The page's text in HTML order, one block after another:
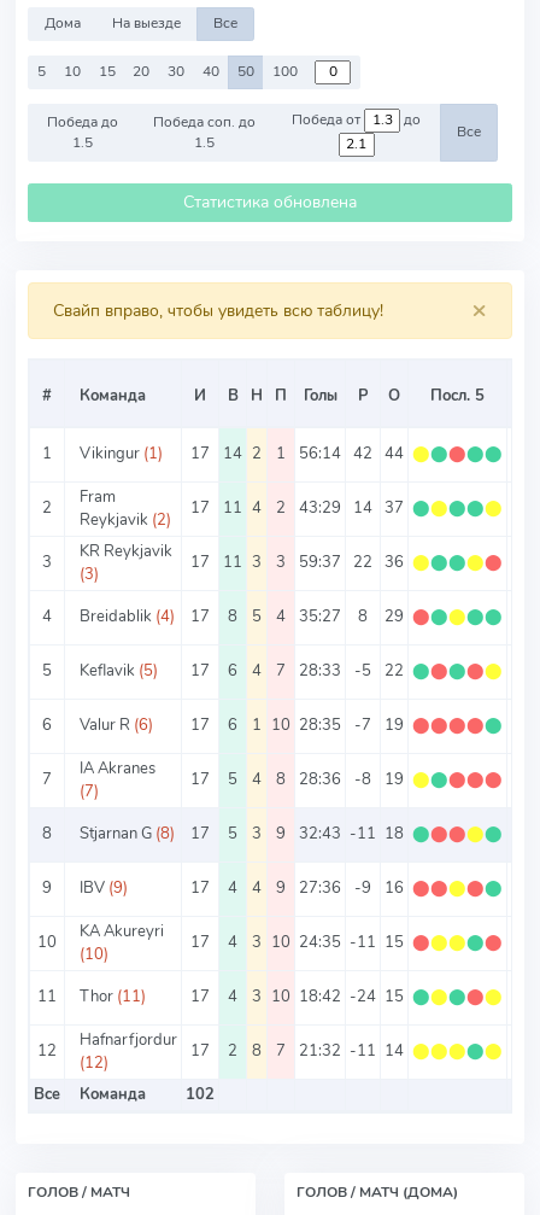
Дома На выезде Все
5 10 15 20 30 40 50 100
Победа до
1.5
Победа соп. до
1.5
Победа от до
Все
Статистика обновлена
×
Свайп вправо, чтобы увидеть всю таблицу!
# Команда И В Н П Голы Р О Посл. 5
1 Vikingur (1) 17 14 2 1 56:14 42 44 ⬤⬤⬤⬤⬤
2
Fram
Reykjavik (2)
17 11 4 2 43:29 14 37 ⬤⬤⬤⬤⬤
3
KR Reykjavik
(3)
17 11 3 3 59:37 22 36 ⬤⬤⬤⬤⬤
4 Breidablik (4) 17 8 5 4 35:27 8 29 ⬤⬤⬤⬤⬤
5 Keflavik (5) 17 6 4 7 28:33 -5 22 ⬤⬤⬤⬤⬤
6 Valur R (6) 17 6 1 10 28:35 -7 19 ⬤⬤⬤⬤⬤
7
IA Akranes
(7)
17 5 4 8 28:36 -8 19 ⬤⬤⬤⬤⬤
8 Stjarnan G (8) 17 5 3 9 32:43 -11 18 ⬤⬤⬤⬤⬤
9 IBV (9) 17 4 4 9 27:36 -9 16 ⬤⬤⬤⬤⬤
10
KA Akureyri
(10)
17 4 3 10 24:35 -11 15 ⬤⬤⬤⬤⬤
11 Thor (11) 17 4 3 10 18:42 -24 15 ⬤⬤⬤⬤⬤
12
Hafnarfjordur
(12)
17 2 8 7 21:32 -11 14 ⬤⬤⬤⬤⬤
Все
Команда 102
ГОЛОВ / МАТЧ ГОЛОВ / МАТЧ (ДОМА)